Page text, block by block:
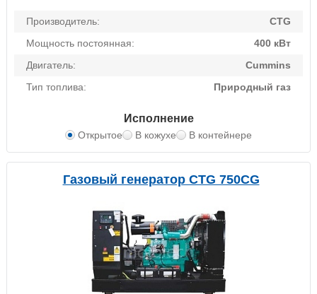
Производитель:
CTG
Мощность постоянная:
400 кВт
Двигатель:
Cummins
Тип топлива:
Природный газ
Исполнение
Открытое В кожухе В контейнере
Газовый генератор CTG 750CG